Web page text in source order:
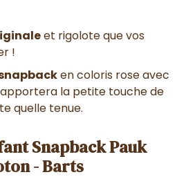
et rigolote que vos
!
en coloris rose avec
apportera la petite touche de
quelle tenue.
Snapback Pauk
- Barts